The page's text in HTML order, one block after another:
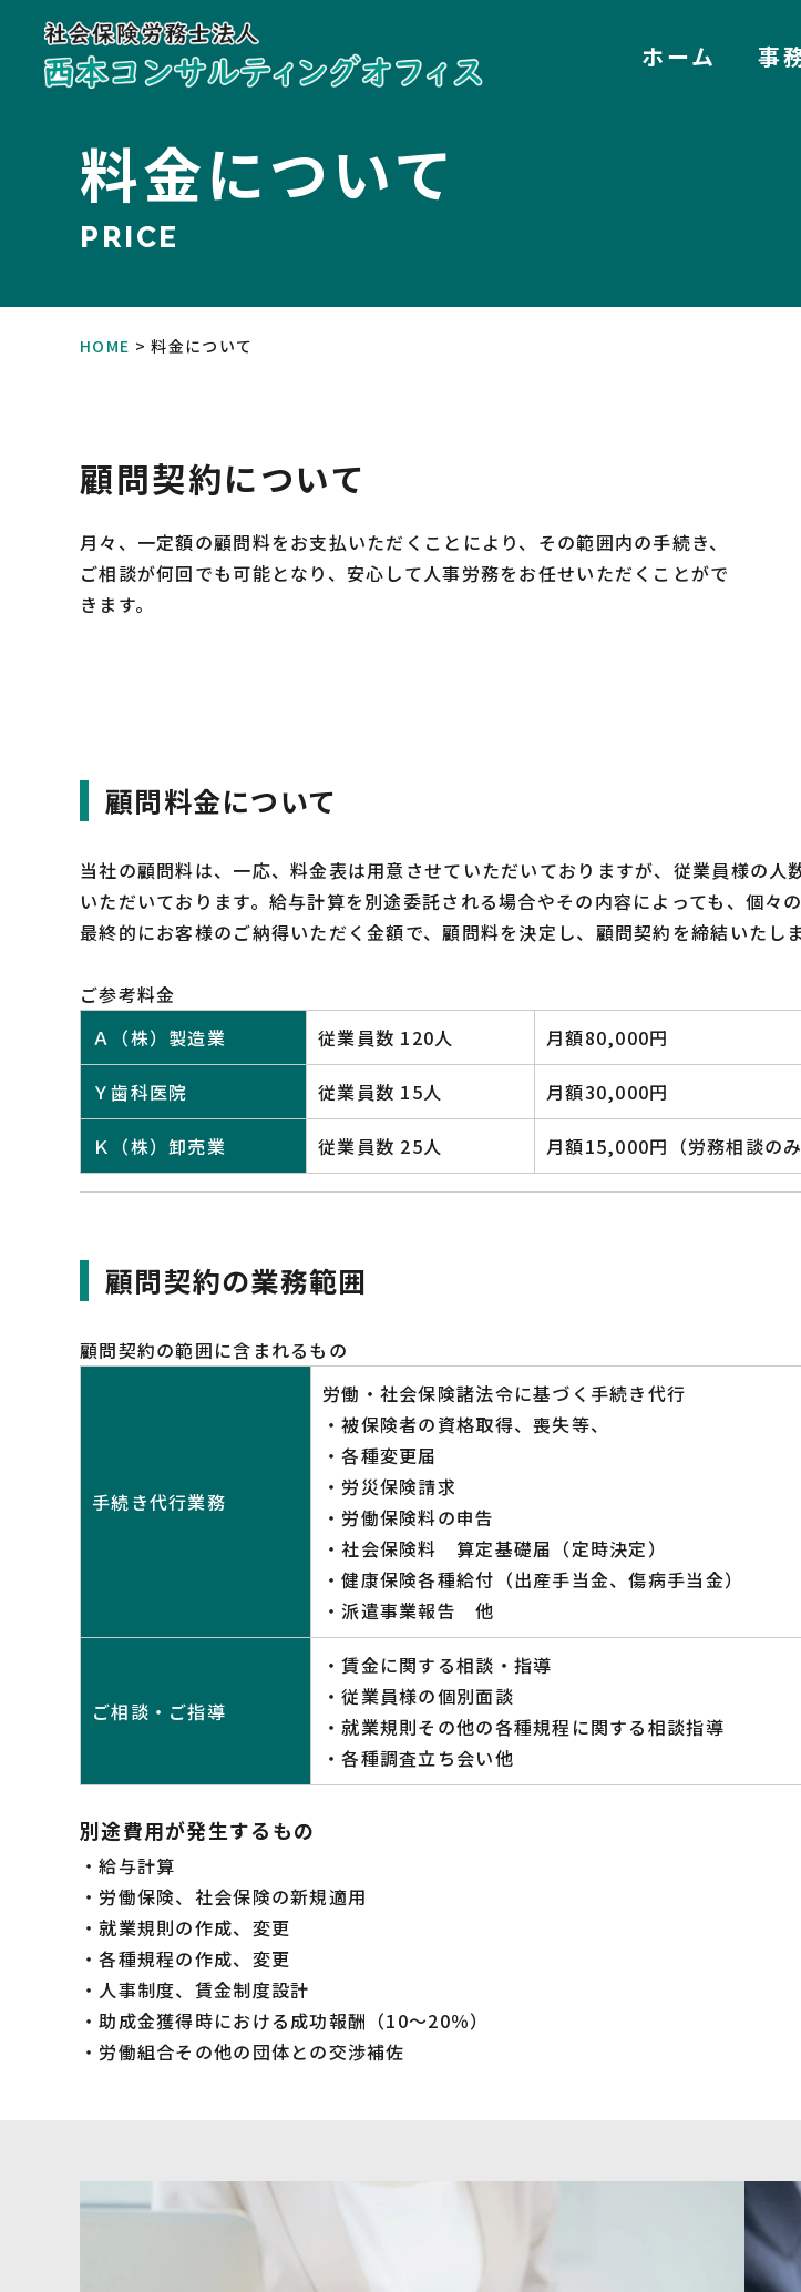
ホーム 事
料金について
PRICE
HOME 料金について
顧問契約について
月々、一定額の顧問料をお支払いただくことにより、その範囲内の手続き、
ご相談が何回でも可能となり、安心して人事労務をお任せいただくことがで
きます。
顧問料金について
当社の顧問料は、一応、料金表は用意させていただいておりますが、従業員様の
いただいております。 給与計算を別途委託される場合やその内容によっても、個々
最終的にお客様のご納得いただく金額で、顧問料を決定し、顧問契約を締結いたしま
ご参考料金
Ａ（株）製造業
従業員数 120人 月額80,000円
Ｙ歯科医院 従業員数 15人 月額30,000円
Ｋ（株）卸売業 従業員数 25人 月額15,000円（労務相談のみ
顧問契約の業務範囲
顧問契約の範囲に含まれるもの
手続き代行業務
労働・社会保険諸法令に基づく手続き代行
・被保険者の資格取得、喪失等、
・各種変更届
・労災保険請求
・労働保険料の申告
・社会保険料 算定基礎届（定時決定）
・健康保険各種給付（出産手当金、傷病手当金）
・派遣事業報告 他
ご相談・ご指導
・賃金に関する相談・指導
・従業員様の個別面談
・就業規則その他の各種規程に関する相談指導
・各種調査立ち会い他
別途費用が発生するもの
・給与計算
・労働保険、社会保険の新規適用
・就業規則の作成、変更
・各種規程の作成、変更
・人事制度、賃金制度設計
・助成金獲得時における成功報酬（10～20％）
・労働組合その他の団体との交渉補佐